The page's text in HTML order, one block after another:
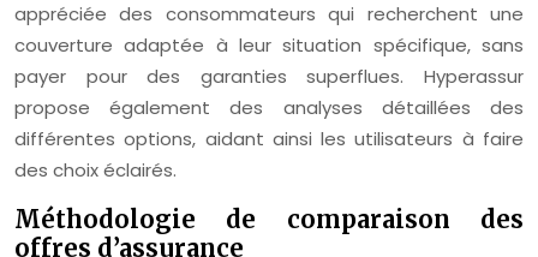
appréciée des consommateurs qui recherchent une
couverture adaptée à leur situation spécifique, sans
payer pour des garanties superflues. Hyperassur
propose également des analyses détaillées des
différentes options, aidant ainsi les utilisateurs à faire
des choix éclairés.
Méthodologie de comparaison des
offres d’assurance